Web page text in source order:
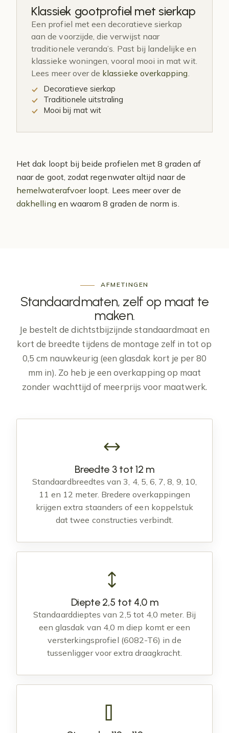
Klassiek gootprofiel met sierkap
Een profiel met een decoratieve sierkap
aan de voorzijde, die verwijst naar
traditionele veranda’s. Past bij landelijke en
klassieke woningen, vooral mooi in mat wit.
Lees meer over de klassieke overkapping
Decoratieve sierkap
Traditionele uitstraling
Mooi bij mat wit
Het dak loopt bij beide profielen met 8 graden af
naar de goot, zodat regenwater altijd naar de
hemelwaterafvoerloopt. Lees meer over de
dakhelling en waarom 8 graden de norm is.
AFMETINGEN
Standaardmaten, zelf op maat te
maken.
Je bestelt de dichtstbijzijnde standaardmaat en
kort de breedte tijdens de montage zelf in tot op
0,5 cm nauwkeurig (een glasdak kort je per 80
mm in). Zo heb je een overkapping op maat
zonder wachttijd of meerprijs voor maatwerk.
Breedte 3 tot 12 m
Standaardbreedtes van 3, 4, 5, 6, 7, 8, 9, 10,
11 en 12 meter. Bredere overkappingen
krijgen extra staanders of een koppelstuk
dat twee constructies verbindt.
Diepte 2,5 tot 4,0 m
Standaarddieptes van 2,5 tot 4,0 meter. Bij
een glasdak van 4,0 m diep komt er een
versterkingsprofiel (6082-T6) in de
tussenligger voor extra draagkracht.